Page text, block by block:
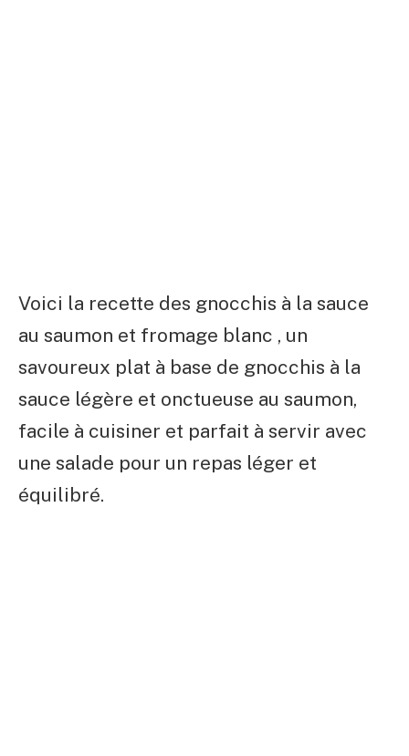
Voici la recette des gnocchis à la sauce
au saumon et fromage blanc , un
savoureux plat à base de gnocchis à la
sauce légère et onctueuse au saumon,
facile à cuisiner et parfait à servir avec
une salade pour un repas léger et
équilibré.